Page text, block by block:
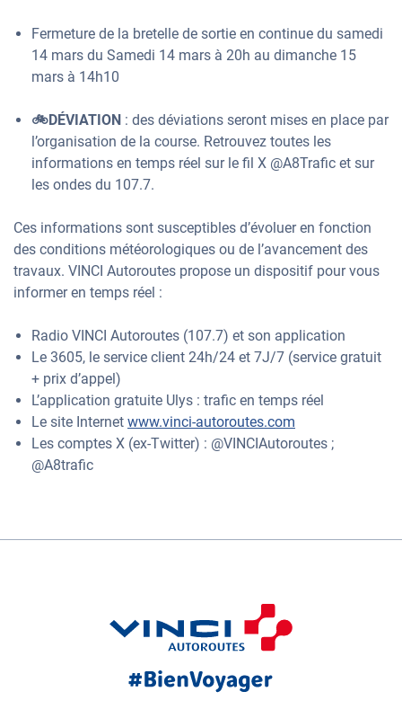
Fermeture de la bretelle de sortie en continue du samedi
14 mars du Samedi 14 mars à 20h au dimanche 15
mars à 14h10
🚲DÉVIATION : des déviations seront mises en place par
l’organisation de la course. Retrouvez toutes les
informations en temps réel sur le fil X @A8Trafic et sur
les ondes du 107.7.
Ces informations sont susceptibles d’évoluer en fonction
des conditions météorologiques ou de l’avancement des
travaux. VINCI Autoroutes propose un dispositif pour vous
informer en temps réel :
Radio VINCI Autoroutes (107.7) et son application
Le 3605, le service client 24h/24 et 7J/7 (service gratuit
+ prix d’appel)
L’application gratuite Ulys : trafic en temps réel
Le site Internet www.vinci-autoroutes.com
Les comptes X (ex-Twitter) : @VINCIAutoroutes ;
@A8trafic